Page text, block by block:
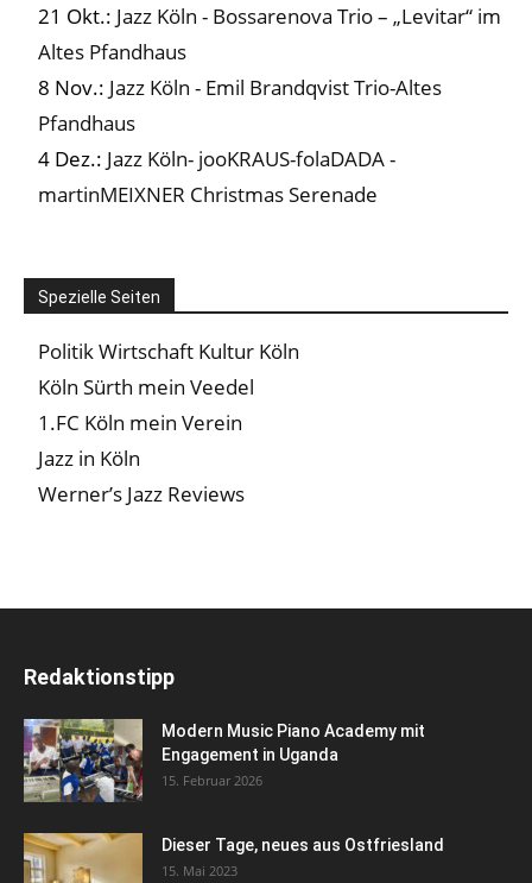
21 Okt.: Jazz Köln - Bossarenova Trio – „Levitar“ im
Altes Pfandhaus
8 Nov.: Jazz Köln - Emil Brandqvist Trio-Altes
Pfandhaus
4 Dez.: Jazz Köln- jooKRAUS-folaDADA -
martinMEIXNER Christmas Serenade
Spezielle Seiten
Politik Wirtschaft Kultur Köln
Köln Sürth mein Veedel
1.FC Köln mein Verein
Jazz in Köln
Werner’s Jazz Reviews
Redaktionstipp
Modern Music Piano Academy mit
Engagement in Uganda
15. Februar 2026
Dieser Tage, neues aus Ostfriesland
15. Mai 2023